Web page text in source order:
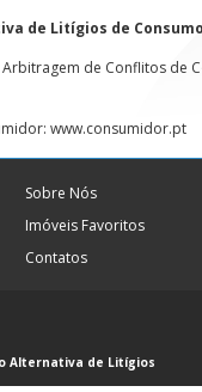
de Litígios de
de Conflitos de
www.consumidor.pt
Sobre Nós
Imóveis Favoritos
Contatos
Alternativa de Litígios